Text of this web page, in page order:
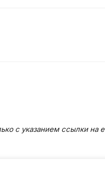
с указанием ссылки на